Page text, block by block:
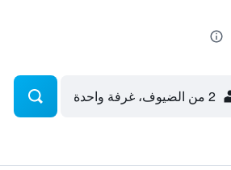
2 من الضيوف، غرفة واحدة